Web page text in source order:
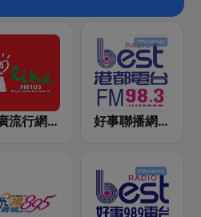
中廣流行網 I like radio 好事聯播網 港都983 Best Radio FM98.3